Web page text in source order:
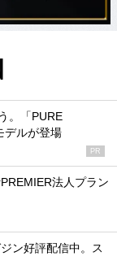
。「PURE
デルが登場
PR
法人プラン
ン好評配信中。ス